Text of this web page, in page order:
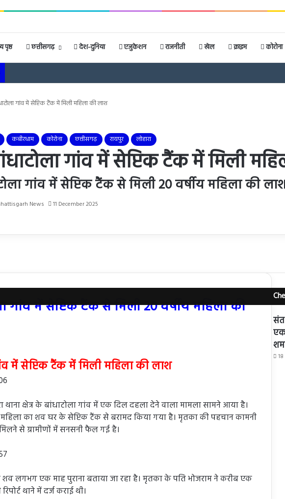
पृष्ठ छत्तीसगढ़ देश-दुनिया एजुकेशन राजनीती खेल क्राइम कोरोना
गांव में सेप्टिक टैंक में मिली महिला की लाश
कबीरधाम कोरोना छत्तीसगढ़ रायपुर लोहारा
गांव में सेप्टिक टैंक में मिली
गांव में सेप्टिक टैंक से मिली 20 वर्षीय महिला की
News 11 December 2025
गांव में सेप्टिक टैंक से मिली 20 वर्षीय महिला की
में सेप्टिक टैंक में मिली महिला की लाश
क्षेत्र के बांधाटोला गांव में एक दिल दहला देने वाला मामला सामने आया है।
का शव घर के सेप्टिक टैंक से बरामद किया गया है। मृतका की पहचान कामनी
से ग्रामीणों में सनसनी फैल गई है।
लगभग एक माह पुराना बताया जा रहा है। मृतका के पति भोजराम ने करीब एक
थाने में दर्ज कराई थी।
18